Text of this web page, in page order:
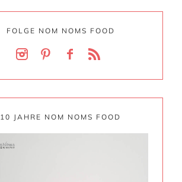
FOLGE NOM NOMS FOOD
10 JAHRE NOM NOMS FOOD